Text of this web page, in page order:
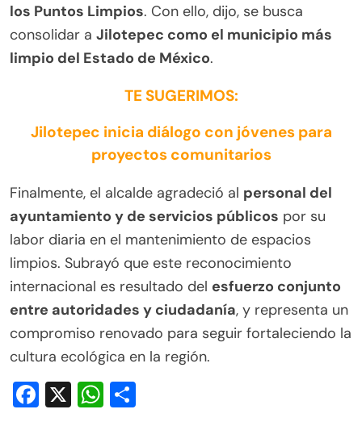
los Puntos Limpios. Con ello, dijo, se busca
consolidar a Jilotepec como el municipio más
limpio del Estado de México.
TE SUGERIMOS:
Jilotepec inicia diálogo con jóvenes para
proyectos comunitarios
Finalmente, el alcalde agradeció al personal del
ayuntamiento y de servicios públicos por su
labor diaria en el mantenimiento de espacios
limpios. Subrayó que este reconocimiento
internacional es resultado del esfuerzo conjunto
entre autoridades y ciudadanía, y representa un
compromiso renovado para seguir fortaleciendo la
cultura ecológica en la región.
Facebook
X WhatsApp